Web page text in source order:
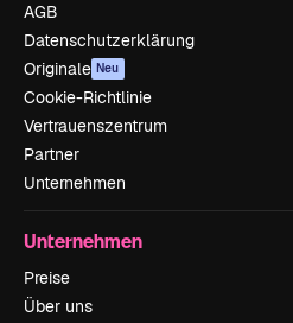
AGB
Datenschutzerklärung
Originale Neu
Cookie-Richtlinie
Vertrauenszentrum
Partner
Unternehmen
Unternehmen
Preise
Über uns